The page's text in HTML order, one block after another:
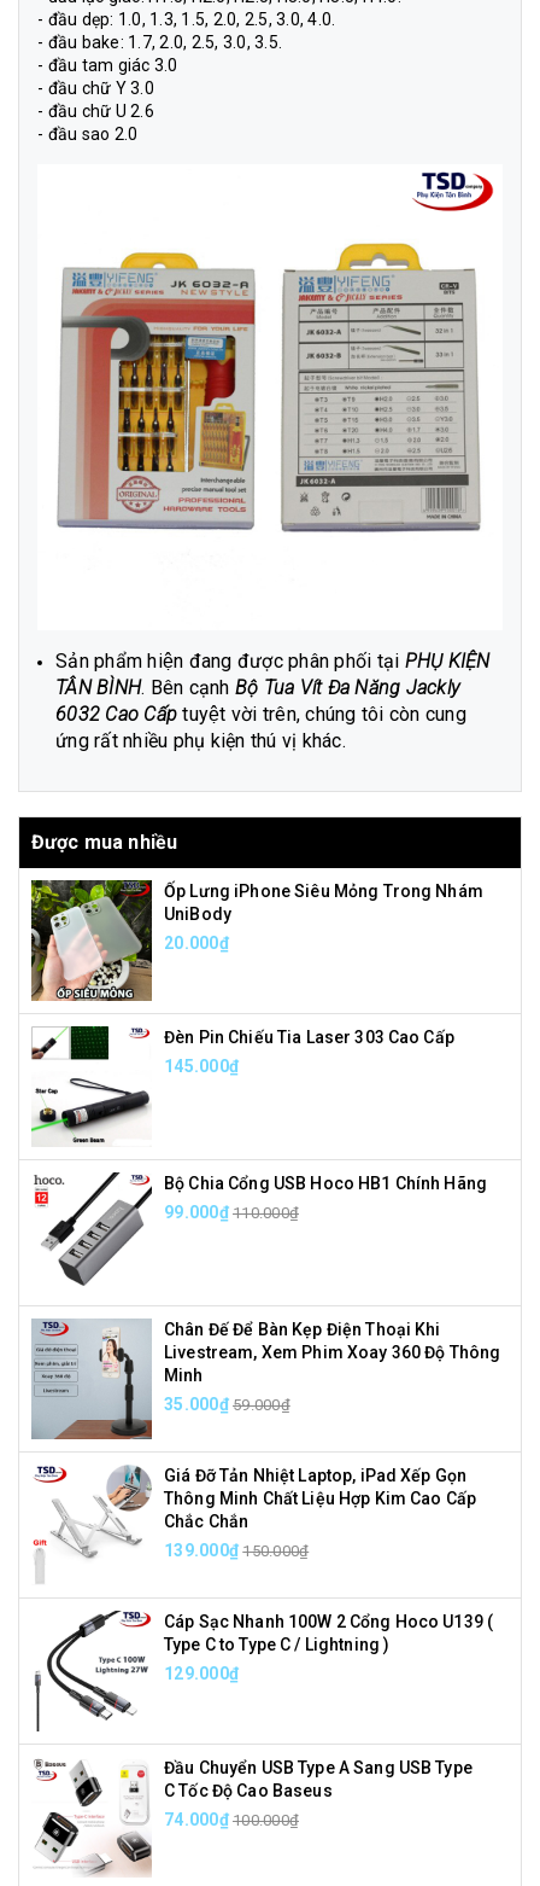
- đầu dẹp: 1.0, 1.3, 1.5, 2.0, 2.5, 3.0, 4.0.
- đầu bake: 1.7, 2.0, 2.5, 3.0, 3.5.
- đầu tam giác 3.0
- đầu chữ Y 3.0
- đầu chữ U 2.6
- đầu sao 2.0
Sản phẩm hiện đang được phân phối tại PHỤ KIỆN
TÂN BÌNH. Bên cạnh Bộ Tua Vít Đa Năng Jackly
6032 Cao Cấp tuyệt vời trên, chúng tôi còn cung
ứng rất nhiều phụ kiện thú vị khác.
Được mua nhiều
Ốp Lưng iPhone Siêu Mỏng Trong Nhám
UniBody
20.000₫
Đèn Pin Chiếu Tia Laser 303 Cao Cấp
145.000₫
Bộ Chia Cổng USB Hoco HB1 Chính Hãng
99.000₫ 110.000₫
Chân Đế Để Bàn Kẹp Điện Thoại Khi
Livestream, Xem Phim Xoay 360 Độ Thông
Minh
35.000₫ 59.000₫
Giá Đỡ Tản Nhiệt Laptop, iPad Xếp Gọn
Thông Minh Chất Liệu Hợp Kim Cao Cấp
Chắc Chắn
139.000₫ 150.000₫
Cáp Sạc Nhanh 100W 2 Cổng Hoco U139 (
Type C to Type C / Lightning )
129.000₫
Đầu Chuyển USB Type A Sang USB Type
C Tốc Độ Cao Baseus
74.000₫ 100.000₫